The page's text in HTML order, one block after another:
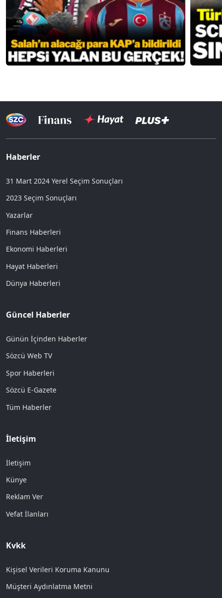
Haberler
31 Mart 2024 Yerel Seçim Sonuçları
2023 Seçim Sonuçları
Yazarlar
Finans Haberleri
Ekonomi Haberleri
Hayat Haberleri
Dünya Haberleri
Güncel Haberler
Günün İçinden Haberler
Sözcü Web TV
Spor Haberleri
Sözcü E-Gazete
Tüm Haberler
İletişim
İletişim
Künye
Reklam Ver
Vefat İlanları
Kvkk
Kişisel Verileri Koruma Kanunu
Müşteri Aydınlatma Metni